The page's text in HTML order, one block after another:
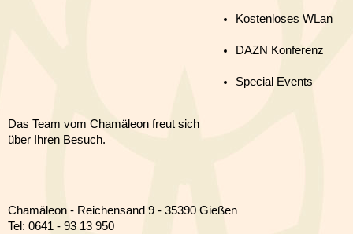
Kostenloses WLan
DAZN Konferenz
Special Events
Das Team vom Chamäleon freut sich
über Ihren Besuch.
Chamäleon - Reichensand 9 - 35390 Gießen
Tel: 0641 - 93 13 950